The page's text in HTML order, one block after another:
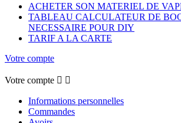
ACHETER SON MATERIEL DE
TABLEAU CALCULATEUR DE
NECESSAIRE POUR DIY
TARIF A LA CARTE
Votre compte
Votre compte  
Informations personnelles
Commandes